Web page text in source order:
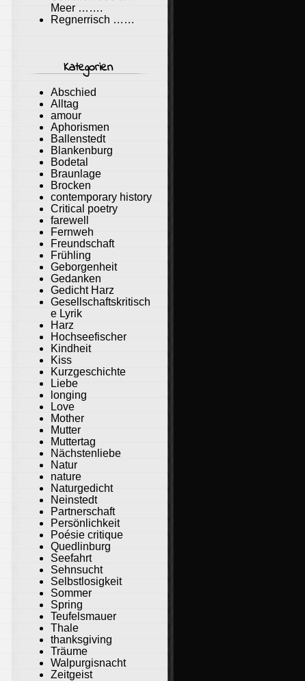
Meer …….
Regnerrisch ……
Kategorien
Abschied
Alltag
amour
Aphorismen
Ballenstedt
Blankenburg
Bodetal
Braunlage
Brocken
contemporary history
Critical poetry
farewell
Fernweh
Freundschaft
Frühling
Geborgenheit
Gedanken
Gedicht Harz
Gesellschaftskritisch
e Lyrik
Harz
Hochseefischer
Kindheit
Kiss
Kurzgeschichte
Liebe
longing
Love
Mother
Mutter
Muttertag
Nächstenliebe
Natur
nature
Naturgedicht
Neinstedt
Partnerschaft
Persönlichkeit
Poésie critique
Quedlinburg
Seefahrt
Sehnsucht
Selbstlosigkeit
Sommer
Spring
Teufelsmauer
Thale
thanksgiving
Träume
Walpurgisnacht
Zeitgeist